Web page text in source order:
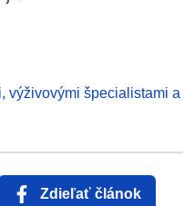
výživovými špecialistami a
Zdieľať článok